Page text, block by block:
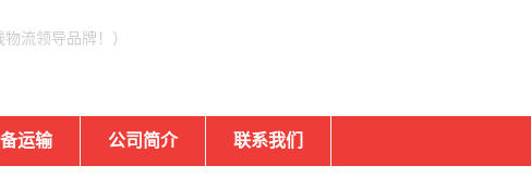
流领导品牌！）
运输 公司简介 联系我们